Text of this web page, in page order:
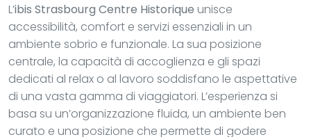
L’ibis Strasbourg Centre Historique unisce
accessibilità, comfort e servizi essenziali in un
ambiente sobrio e funzionale. La sua posizione
centrale, la capacità di accoglienza e gli spazi
dedicati al relax o al lavoro soddisfano le aspettative
di una vasta gamma di viaggiatori. L’esperienza si
basa su un’organizzazione fluida, un ambiente ben
curato e una posizione che permette di godere